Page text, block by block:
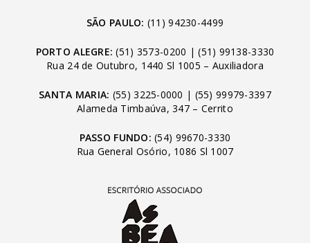
SÃO PAULO: (11) 94230-4499
PORTO ALEGRE: (51) 3573-0200 |(51) 99138-3330
Rua 24 de Outubro, 1440 Sl 1005 – Auxiliadora
SANTA MARIA: (55) 3225-0000 | (55) 99979-3397
Alameda Timbaúva, 347 – Cerrito
PASSO FUNDO: (54) 99670-3330
Rua General Osório, 1086 Sl 1007